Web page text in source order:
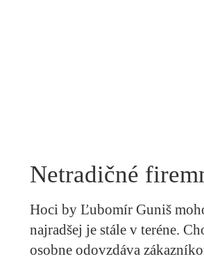
Netradičné
Hoci by Ľubomír Guniš
najradšej je stále v teréne.
osobne odovzdáva